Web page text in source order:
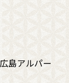
島アルパー